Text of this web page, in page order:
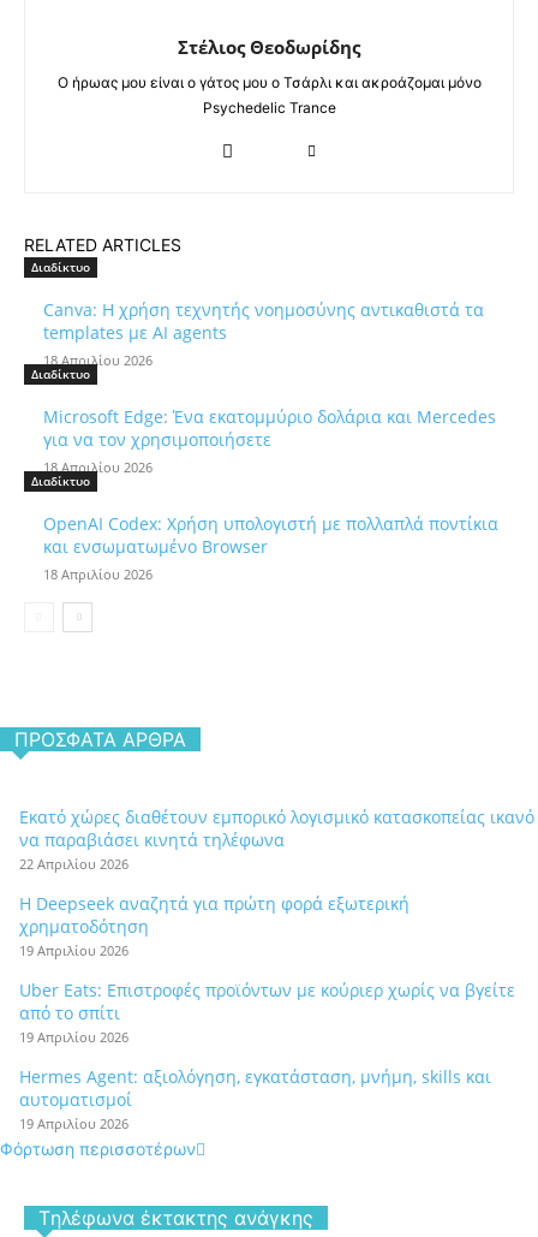
Στέλιος Θεοδωρίδης
Ο ήρωας μου είναι ο γάτος μου ο Τσάρλι και ακροάζομαι μόνο
Psychedelic Trance
RELATED ARTICLES
Διαδίκτυο
Canva: Η χρήση τεχνητής νοημοσύνης αντικαθιστά τα
templates με AI agents
18 Απριλίου 2026
Διαδίκτυο
Microsoft Edge: Ένα εκατομμύριο δολάρια και Mercedes
για να τον χρησιμοποιήσετε
18 Απριλίου 2026
Διαδίκτυο
OpenAI Codex: Χρήση υπολογιστή με πολλαπλά ποντίκια
και ενσωματωμένο Browser
18 Απριλίου 2026
ΠΡΌΣΦΑΤΑ ΆΡΘΡΑ
Εκατό χώρες διαθέτουν εμπορικό λογισμικό κατασκοπείας ικανό
να παραβιάσει κινητά τηλέφωνα
22 Απριλίου 2026
Η Deepseek αναζητά για πρώτη φορά εξωτερική
χρηματοδότηση
19 Απριλίου 2026
Uber Eats: Επιστροφές προϊόντων με κούριερ χωρίς να βγείτε
από το σπίτι
19 Απριλίου 2026
Hermes Agent: αξιολόγηση, εγκατάσταση, μνήμη, skills και
αυτοματισμοί
19 Απριλίου 2026
Φόρτωση περισσοτέρων
Tηλέφωνα έκτακτης ανάγκης